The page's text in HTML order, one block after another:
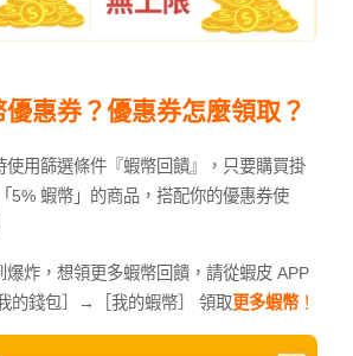
惠券？優惠券怎麼領取？
使用篩選條件『蝦幣回饋』，只要購買掛
5% 蝦幣」的商品，搭配你的優惠券使
爆炸，想領更多蝦幣回饋，請從蝦皮 APP
的錢包］→［我的蝦幣］ 領取更多蝦幣！